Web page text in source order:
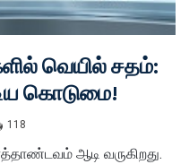
வெயில் சதம்:
கொடுமை!
118
ஆடி வருகிறது.